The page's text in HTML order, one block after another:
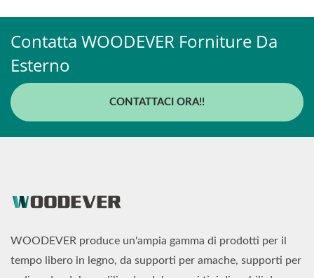
Contatta WOODEVER Forniture Da
Esterno
CONTATTACI ORA!!
WOODEVER produce un'ampia gamma di prodotti per il
tempo libero in legno, da supporti per amache, supporti per